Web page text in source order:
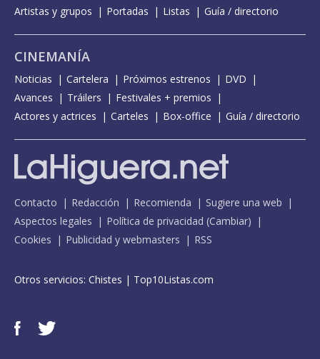
Artistas y grupos
Portadas Listas Guía / directorio
CINEMANÍA
Noticias Cartelera Próximos estrenos
DVD
Avances
Tráilers
Festivales + premios
Actores y actrices
Carteles Box-office Guía / directorio
Contacto Redacción Recomienda
Sugiere una web
Aspectos legales
Política de privacidad (Cambiar)
Cookies
Publicidad y webmasters RSS
Otros servicios: Chistes | Top10Listas.com